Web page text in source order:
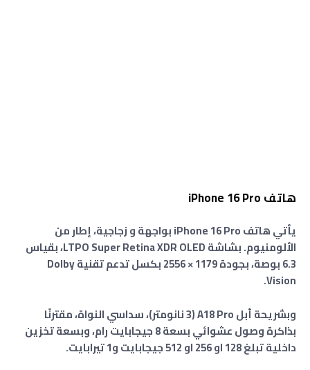
هاتف iPhone 16 Pro
يأتي هاتف iPhone 16 Pro بواجهة و زجاجية، إطار من
الألومنيوم. بشاشة LTPO Super Retina XDR OLED، بقياس
6.3 بوصة، بجودة 1179 × 2556 بكسل تدعم تقنية Dolby
Vision.
وبشريحة أبل A18 Pro (3 نانومتر)، سداسي النواة، مقترنًا
بذاكرة وصول عشوائي بسعة 8 جيجابايت رام
،وبسعة تخزين
داخلية تبلغ128 او 256 او 512
جيجابايت و1 تيرابايت.